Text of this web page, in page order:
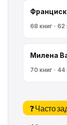
68 книг ·
Милена
70 книг ·
❓ Часто